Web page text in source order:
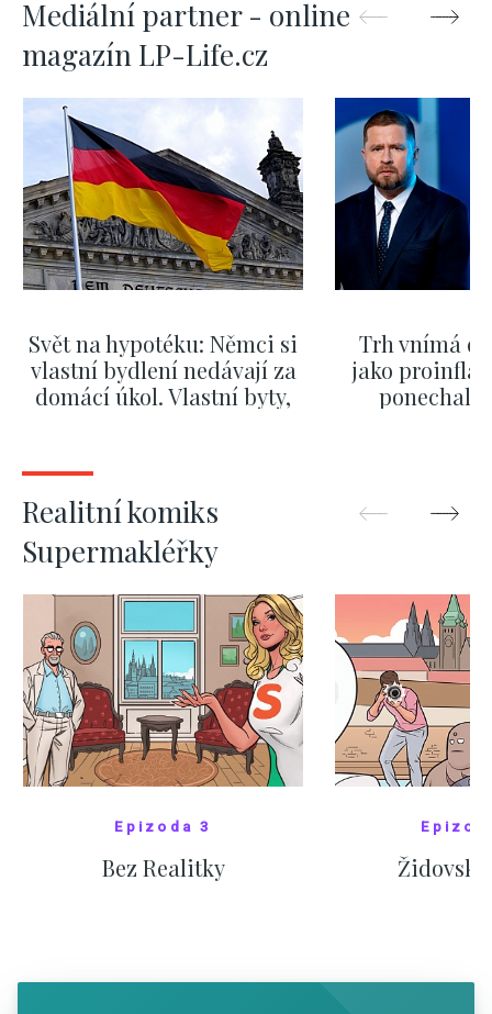
Mediální partner - online
magazín LP-Life.cz
Svět na hypotéku: Němci si
vlastní bydlení nedávají za
domácí úkol. Vlastní byty,
Trh vnímá
jako
ponechali
Realitní komiks
Supermakléřky
Epizoda 3
Bez Realitky